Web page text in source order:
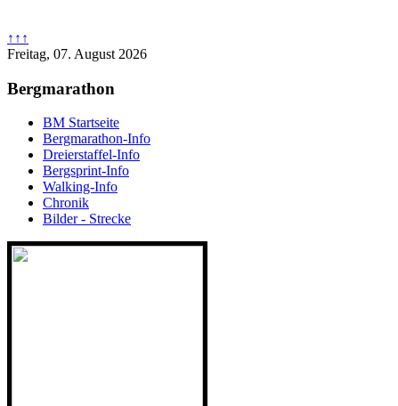
↑↑↑
Freitag, 07. August 2026
Bergmarathon
BM Startseite
Bergmarathon-Info
Dreierstaffel-Info
Bergsprint-Info
Walking-Info
Chronik
Bilder - Strecke